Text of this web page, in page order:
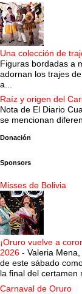
Una colección de
Figuras bordadas a
adornan los trajes
a...
Raíz y origen del
Nota de El Diario
se mencionan
Donación
Sponsors
Misses de Bolivia
¡Oruro vuelve a
2026 - Valeria
de este sábado
la final del certamen
Carnaval de Oruro